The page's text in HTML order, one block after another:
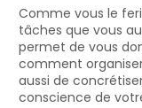
Comme vous le
tâches que vous
permet de vous
comment
aussi de
conscience de